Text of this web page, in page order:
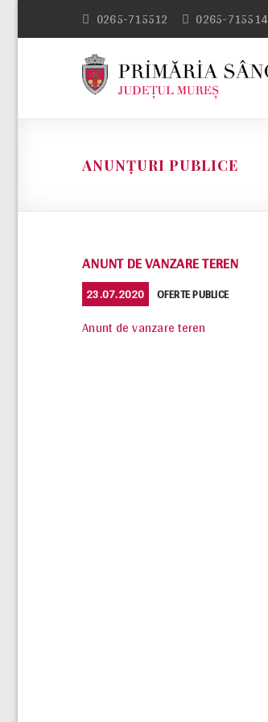
0265-715512 0265-715514
ANUNȚURI PUBLICE
ANUNT DE VANZARE TEREN
POSTED
ON
23.07.2020 CATEGORIES
OFERTE PUBLICE
Anunt de vanzare teren